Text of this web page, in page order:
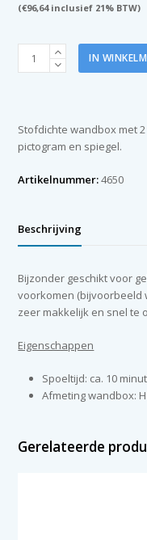
(€96,64inclusief 21% BTW)
Plum
oogspoelstation
ml
in
aantal
IN
Stofdichte wandbox met
pictogram en spiegel.
Artikelnummer:4650
Beschrijving
Bijzonder geschikt voor
voorkomen (bijvoorbeeld
zeer makkelijk en snel te
Eigenschappen
Spoeltijd: ca. 10
Afmeting wandbox: H
Gerelateerde